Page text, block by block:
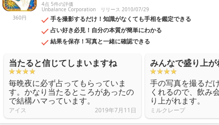
360円
4点 5件の評価
Unbalance Corporation リリース 2010/07/29
手を撮影するだけ！知識がなくても手相を鑑定できる
占い好き必見！自分の本質が簡単にわかる
結果を保存！写真と一緒に確認できる
当たると信じてしまいますね
毎晩夜に必ず占ってもらっていま
す。かなり当たるところがあったの
で結構ハマっています。
アイス 2019年7月11日
みんなで盛り上が
手の写真を撮るだ
くれるので、飲み
り上がれます。
ミルクレープ